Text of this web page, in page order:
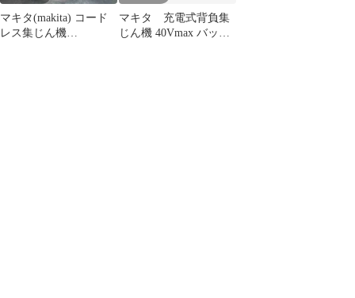
マキタ(makita) コード
レス集じん機
マキタ 充電式背負集
じん機 40Vmax バッテ